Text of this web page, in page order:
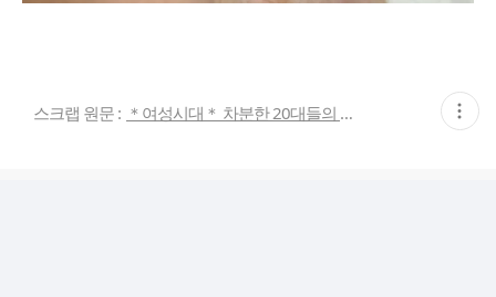
스크랩 원문 : ＊여성시대＊ 차분한 20대들의 알흠다운 공간 현
재